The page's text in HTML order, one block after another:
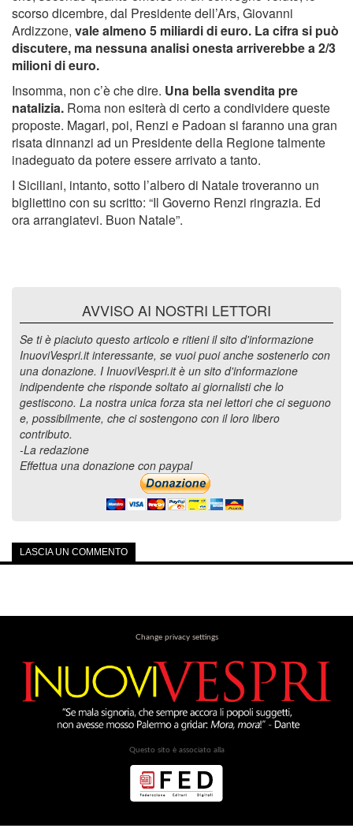
scorso dicembre, dal Presidente dell’Ars, Giovanni
Ardizzone, vale almeno 5 miliardi di euro. La cifra si può
discutere, ma nessuna analisi onesta arriverebbe a 2/3
milioni di euro.
Insomma, non c’è che dire. Una bella svendita pre
natalizia. Roma non esiterà di certo a condividere queste
proposte. Magari, poi, Renzi e Padoan si faranno una gran
risata dinnanzi ad un Presidente della Regione talmente
inadeguato da potere essere arrivato a tanto.
I Siciliani, intanto, sotto l’albero di Natale troveranno un
bigliettino con su scritto: “Il Governo Renzi ringrazia. Ed
ora arrangiatevi. Buon Natale”.
AVVISO AI NOSTRI LETTORI
Se ti è piaciuto questo articolo e ritieni il sito d'informazione
InuoviVespri.it interessante, se vuoi puoi anche sostenerlo con
una donazione. I InuoviVespri.it è un sito d'informazione
indipendente che risponde soltato ai giornalisti che lo
gestiscono. La nostra unica forza sta nei lettori che ci seguono
e, possibilmente, che ci sostengono con il loro libero
contributo.
-La redazione
Effettua una donazione con paypal
LASCIA UN COMMENTO
Change privacy settings
Questo sito è associato alla